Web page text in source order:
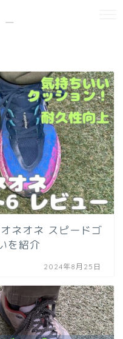
―
ネオネ スピードゴ
を紹介
2024年8月25日